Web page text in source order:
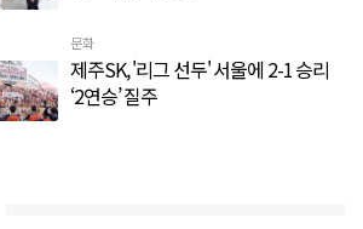
문화
제주SK, '리그 선두' 서울에 2-1 승리
‘2연승’ 질주